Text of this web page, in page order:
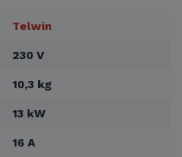
Telwin
230 V
10,3 kg
13 kW
16 A